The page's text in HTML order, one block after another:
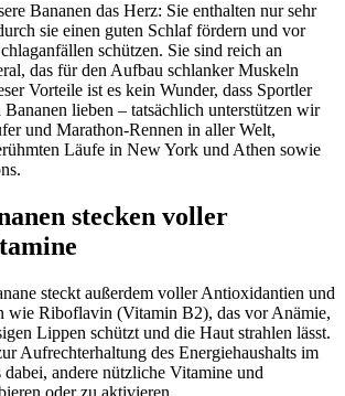
Bananen das Herz: Sie enthalten nur sehr
sie einen guten Schlaf fördern und vor
schützen. Sie sind reich an
das für den Aufbau schlanker Muskeln
Vorteile ist es kein Wunder, dass Sportler
lieben – tatsächlich unterstützen wir
und Marathon-Rennen in aller Welt,
Läufe in New York und Athen sowie
stecken voller
steckt außerdem voller Antioxidantien und
wie Riboflavin (Vitamin B2), das vor Anämie,
Lippen schützt und die Haut strahlen lässt.
Aufrechterhaltung des Energiehaushalts im
andere nützliche Vitamine und
oder zu aktivieren.